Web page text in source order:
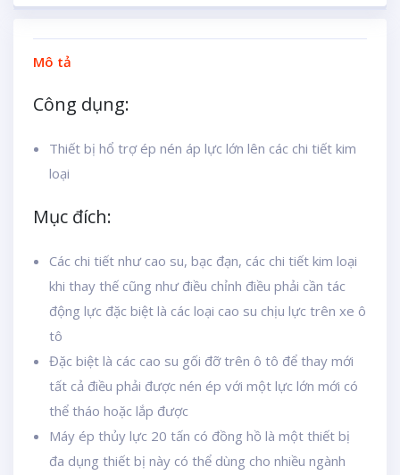
Mô tả
Công dụng:
Thiết bị hổ trợ ép nén áp lực lớn lên các chi tiết kim
loại
Mục đích:
Các chi tiết như cao su, bạc đạn, các chi tiết kim loại
khi thay thế cũng như điều chỉnh điều phải cần tác
động lực đặc biệt là các loại cao su chịu lực trên xe ô
tô
Đặc biệt là các cao su gối đỡ trên ô tô để thay mới
tất cả điều phải được nén ép với một lực lớn mới có
thể tháo hoặc lắp được
Máy ép thủy lực 20 tấn có đồng hồ là một thiết bị
đa dụng thiết bị này có thể dùng cho nhiều ngành